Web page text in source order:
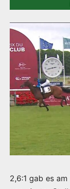
2,6:1 gab es